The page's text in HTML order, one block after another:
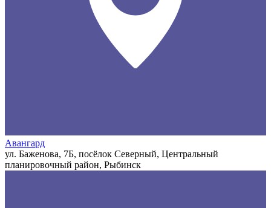
Авангард
ул. Баженова, 7Б, посёлок Северный, Центральный
планировочный район, Рыбинск